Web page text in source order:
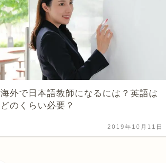
海外で日本語教師になるには？英語は
どのくらい必要？
2019年10月11日